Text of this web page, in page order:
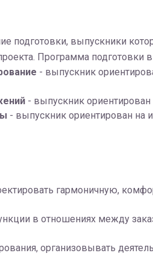
подготовки, выпускники
Программа подготовки
- выпускник
- выпускник ориентирован
- выпускник ориентирован на
гармоничную,
в отношениях между
организовывать